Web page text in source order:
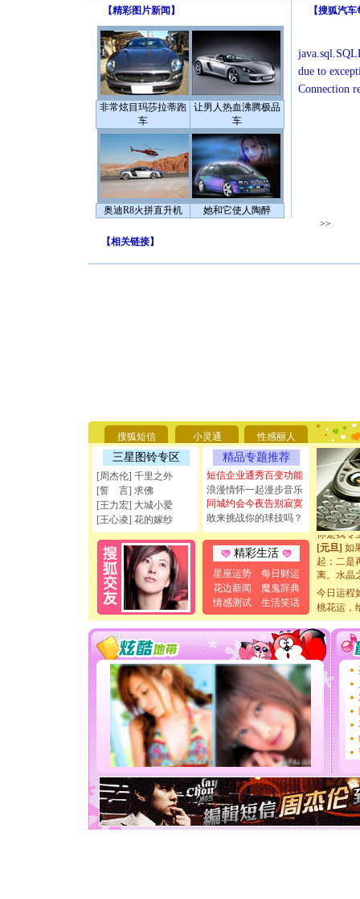
【精彩图片新闻 】
非常炫目玛莎拉蒂跑
车
让男人热血沸腾极品
车
奥迪R8火拼直升机 她和它使人陶醉
【搜狐汽车
due to
Connection
>>
【相关链接】
搜狐短信 小灵通 性感丽人
三星图铃专区
[周杰伦] 千里之外
[誓 言] 求佛
[王力宏] 大城小爱
[王心凌] 花的嫁纱
精品专题推荐
短信企业通秀百变功能
浪漫情怀一起漫步音乐
同城约会今夜告别寂寞
敢来挑战你的球技吗？
精彩生活
星座运势
每日财运
花边新闻
魔鬼辞典
情感测试
生活笑话
要平安！
[圣诞节]
能正大光
天都要快
[圣诞节]
如意,快
[元旦]看
断电。爱
你是我专
[元旦] 如
起；二是
离。水晶
泣，这痛
卖了。水
颜！冬去
道一声
[春节]
传
片叶子
送你一
[圣诞节]
你太多
要平安
[圣诞节]
能正大
天都要快
[圣诞节]
如意,快
[元旦]看
断电。爱
今日运程
桃花运，